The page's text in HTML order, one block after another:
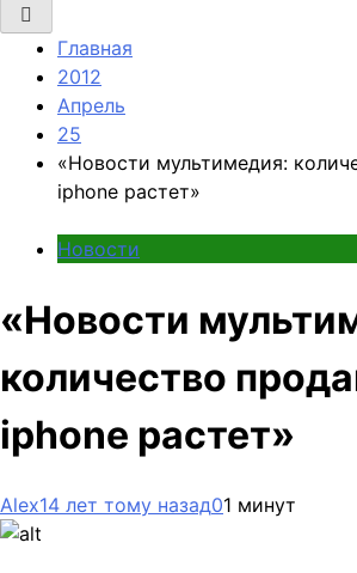
Главная
2012
Апрель
25
«Новости мультимедия:
iphone растет»
Новости
«Новости
количество
iphone растет»
Alex14 лет тому назад01 минут